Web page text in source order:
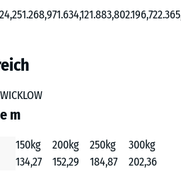
1.268,971.634,121.883,802.196,72
m
150kg 200kg 250kg
300kg
134,27 152,29 184,87 202,36